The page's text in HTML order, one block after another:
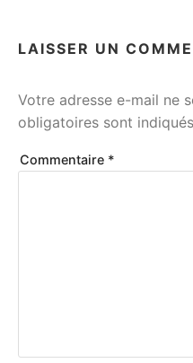
LAISSER UN
Votre adresse e-mail ne
obligatoires sont
Commentaire *